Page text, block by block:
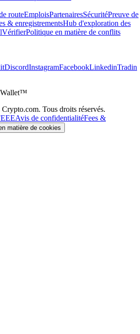
routeEmploisPartenairesSécuritéPreuve de
& enregistrementsHub d'exploration des
VérifierPolitique en matière de conflits
DiscordInstagramFacebookLinkedinTradin
Wallet™
Tous droits réservés.
Avis de confidentialitéFees &
matière de cookies